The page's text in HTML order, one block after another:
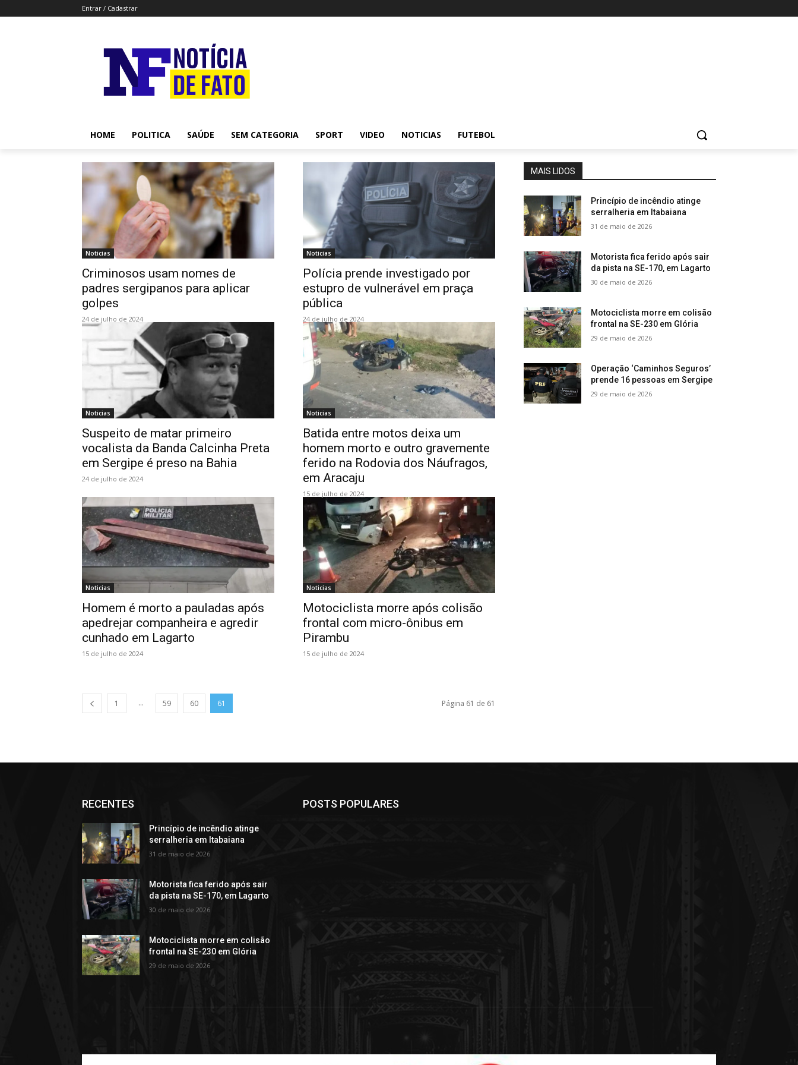
Entrar / Cadastrar
HOME POLITICA SAÚDE SEM CATEGORIA SPORT VIDEO NOTICIAS FUTEBOL
Noticias
Criminosos usam nomes de
padres sergipanos para aplicar
golpes
24 de julho de 2024
Noticias
Polícia prende investigado por
estupro de vulnerável em praça
pública
24 de julho de 2024
Noticias
Suspeito de matar primeiro
vocalista da Banda Calcinha Preta
em Sergipe é preso na Bahia
24 de julho de 2024
Noticias
Batida entre motos deixa um
homem morto e outro gravemente
ferido na Rodovia dos Náufragos,
em Aracaju
15 de julho de 2024
Noticias
Homem é morto a pauladas após
apedrejar companheira e agredir
cunhado em Lagarto
15 de julho de 2024
Noticias
Motociclista morre após colisão
frontal com micro-ônibus em
Pirambu
15 de julho de 2024
1 ... 59 60 61 Página 61 de 61
MAIS LIDOS
Princípio de incêndio atinge
serralheria em Itabaiana
31 de maio de 2026
Motorista fica ferido após sair
da pista na SE-170, em Lagarto
30 de maio de 2026
Motociclista morre em colisão
frontal na SE-230 em Glória
29 de maio de 2026
Operação ‘Caminhos Seguros’
prende 16 pessoas em Sergipe
29 de maio de 2026
RECENTES
Princípio de incêndio atinge
serralheria em Itabaiana
31 de maio de 2026
Motorista fica ferido após sair
da pista na SE-170, em Lagarto
30 de maio de 2026
Motociclista morre em colisão
frontal na SE-230 em Glória
29 de maio de 2026
POSTS POPULARES